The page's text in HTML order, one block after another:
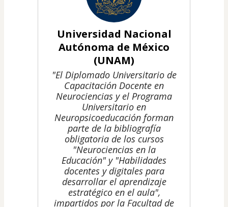
Universidad Nacional
Autónoma de México
(UNAM)
"El Diplomado Universitario de
Capacitación Docente en
Neurociencias y el Programa
Universitario en
Neuropsicoeducación forman
parte de la bibliografía
obligatoria de los cursos
"Neurociencias en la
Educación" y "Habilidades
docentes y digitales para
desarrollar el aprendizaje
estratégico en el aula",
impartidos por la Facultad de